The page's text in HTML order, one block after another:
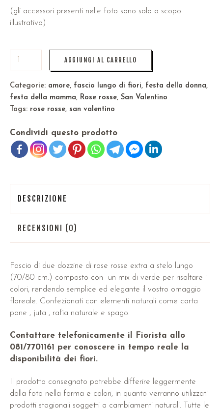
(gli accessori presenti nelle foto sono solo a scopo
illustrativo)
AGGIUNGI AL CARRELLO
Categorie: amore, fascio lungo di fiori, festa della donna,
festa della mamma, Rose rosse, San Valentino
Tags: rose rosse, san valentino
Condividi questo prodotto
DESCRIZIONE
RECENSIONI (0)
Fascio di due dozzine di rose rosse extra a stelo lungo
(70/80 cm.) composto con un mix di verde per risaltare i
colori, rendendo semplice ed elegante il vostro omaggio
floreale. Confezionati con elementi naturali come carta
pane , juta , rafia naturale e spago.
Contattare telefonicamente il Fiorista allo
081/7701161 per conoscere in tempo reale la
disponibilità dei fiori.
Il prodotto consegnato potrebbe differire leggermente
dalla foto nella forma e colori, in quanto verranno utilizzati
prodotti stagionali soggetti a cambiamenti naturali. Tutte le